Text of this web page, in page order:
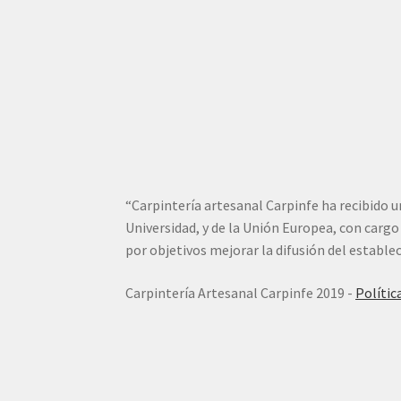
“Carpintería artesanal Carpinfe ha recibido
Universidad, y de la Unión Europea, con
por objetivos mejorar la difusión del
Carpintería Artesanal Carpinfe 2019 -